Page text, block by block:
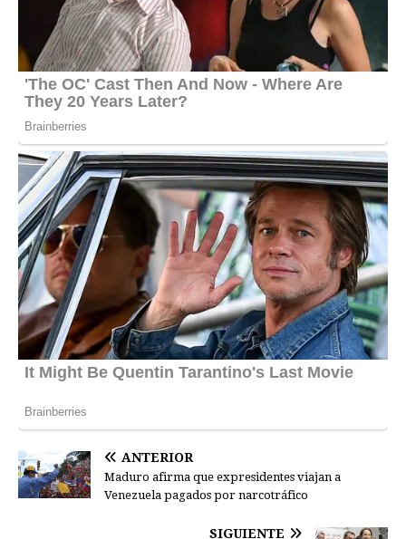
ANTERIOR
Maduro afirma que expresidentes viajan a
Venezuela pagados por narcotráfico
SIGUIENTE